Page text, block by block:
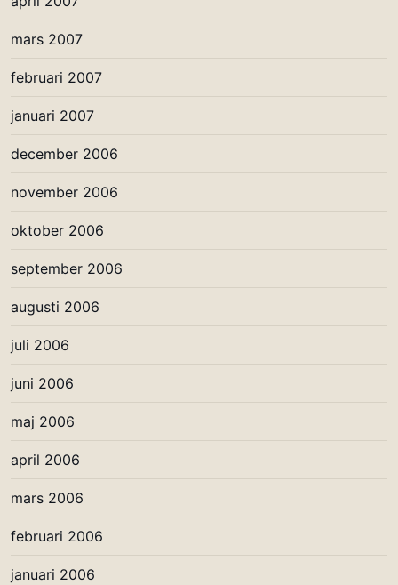
mars 2007
februari 2007
januari 2007
december 2006
november 2006
oktober 2006
september 2006
augusti 2006
juli 2006
juni 2006
maj 2006
april 2006
mars 2006
februari 2006
januari 2006